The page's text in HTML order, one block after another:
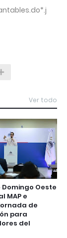
Ver todo
Domingo Oeste
MAP e
de
para
del